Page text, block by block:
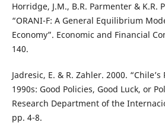
Horridge, J.M., B.R. Parmenter & K.R.
“ORANI-F: A General Equilibrium
Economy”. Economic and Financial
140.
Jadresic, E. & R. Zahler. 2000.
1990s: Good Policies, Good Luck, or
Research Department of the
pp. 4-8.